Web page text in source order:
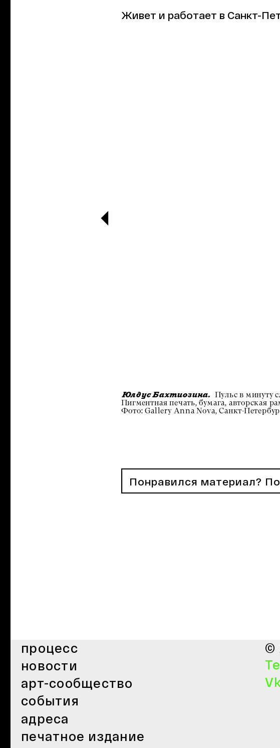
Живет и работает в Санкт-
Юлдус Бахтиозина. Пульс в минуту
Пигментная печать, бумага, авторская
Фото: Gallery Anna Nova, Санкт-
Понравился материал?
процесс
новости
арт-сообщество
события
адреса
печатное издание
©